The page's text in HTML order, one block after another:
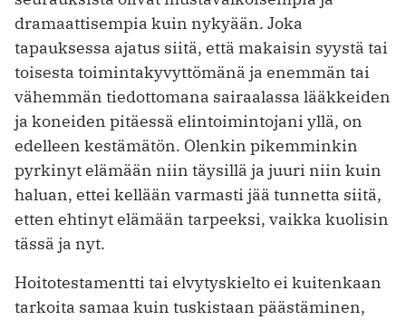
dramaattisempia kuin nykyään. Joka
tapauksessa ajatus siitä, että makaisin syystä tai
toisesta toimintakyvyttömänä ja enemmän tai
vähemmän tiedottomana sairaalassa lääkkeiden
ja koneiden pitäessä elintoimintojani yllä, on
edelleen kestämätön. Olenkin pikemminkin
pyrkinyt elämään niin täysillä ja juuri niin kuin
haluan, ettei kellään varmasti jää tunnetta siitä,
etten ehtinyt elämään tarpeeksi, vaikka kuolisin
tässä ja nyt.
Hoitotestamentti tai elvytyskielto ei kuitenkaan
tarkoita samaa kuin tuskistaan päästäminen,